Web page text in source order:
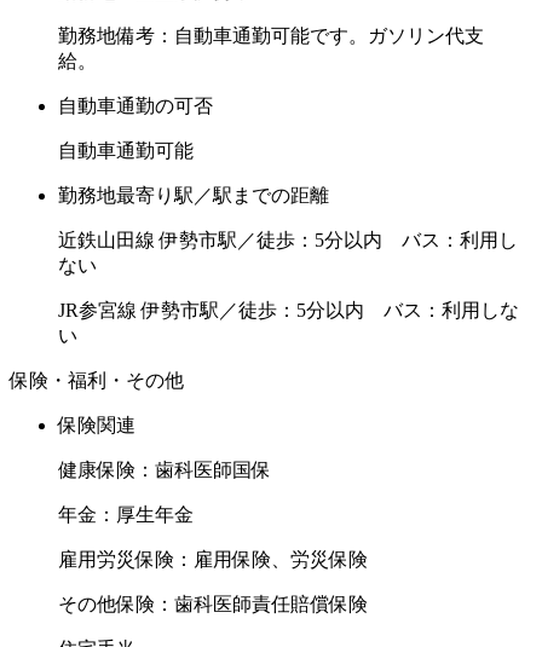
勤務地備考：自動車通勤可能です。ガソリン代支
給。
自動車通勤の可否
自動車通勤可能
勤務地最寄り駅／駅までの距離
近鉄山田線 伊勢市駅／徒歩：5分以内 バス：利用し
ない
JR参宮線 伊勢市駅／徒歩：5分以内 バス：利用しな
い
保険・福利・その他
保険関連
健康保険：歯科医師国保
年金：厚生年金
雇用労災保険：雇用保険、労災保険
その他保険：歯科医師責任賠償保険